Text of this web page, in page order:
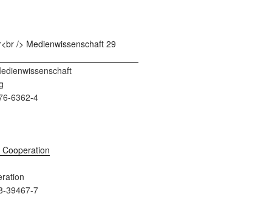
6362-4
39467-7